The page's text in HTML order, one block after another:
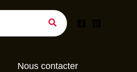
Nous contacter